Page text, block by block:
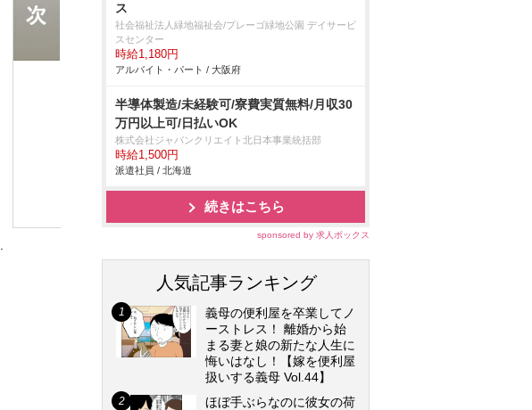
ス
社会福祉法人緑地福祉会/プレーゴ緑地公園 デイサービ
スセンター
時給1,180円
アルバイト・パート / 大阪府
半導体製造/未経験可/寮費実質無料/月収30
万円以上可/日払いOK
株式会社ジャパンクリエイト北日本事業統括部
時給1,500円
派遣社員 / 北海道
続きはこちら
sponsored by 求人ボックス
人気記事ランキング
義母の便利屋を卒業してノ
ーストレス！ 離婚から始
まる妻と娘の新たな人生に
悔いはなし！【嫁を便利屋
扱いする義母 Vol.44】
ほぼ手ぶらなのに彼女の荷